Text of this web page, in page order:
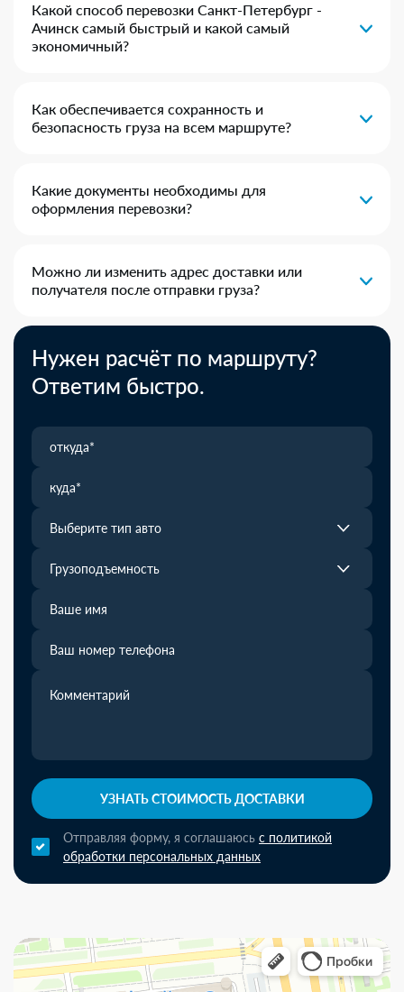
Какой способ перевозки Санкт-Петербург -
Ачинск самый быстрый и какой самый
экономичный?
Как обеспечивается сохранность и
безопасность груза на всем маршруте?
Какие документы необходимы для
оформления перевозки?
Можно ли изменить адрес доставки или
получателя после отправки груза?
Нужен расчёт по маршруту?
Ответим быстро.
Выберите тип авто
Грузоподъемность
УЗНАТЬ СТОИМОСТЬ ДОСТАВКИ
Отправляя форму, я соглашаюсь с политикой
обработки персональных данных